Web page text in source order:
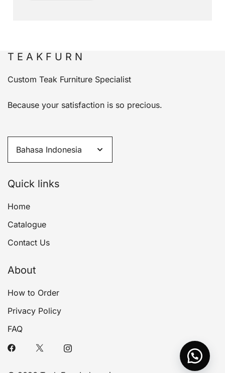
T E A K F U R N
Custom Teak Furniture Specialist
Because your satisfaction is so precious.
Quick links
Home
Catalogue
Contact Us
About
How to Order
Privacy Policy
FAQ